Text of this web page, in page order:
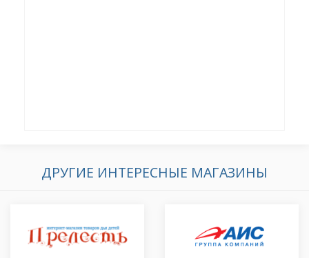
ДРУГИЕ ИНТЕРЕСНЫЕ МАГАЗИНЫ